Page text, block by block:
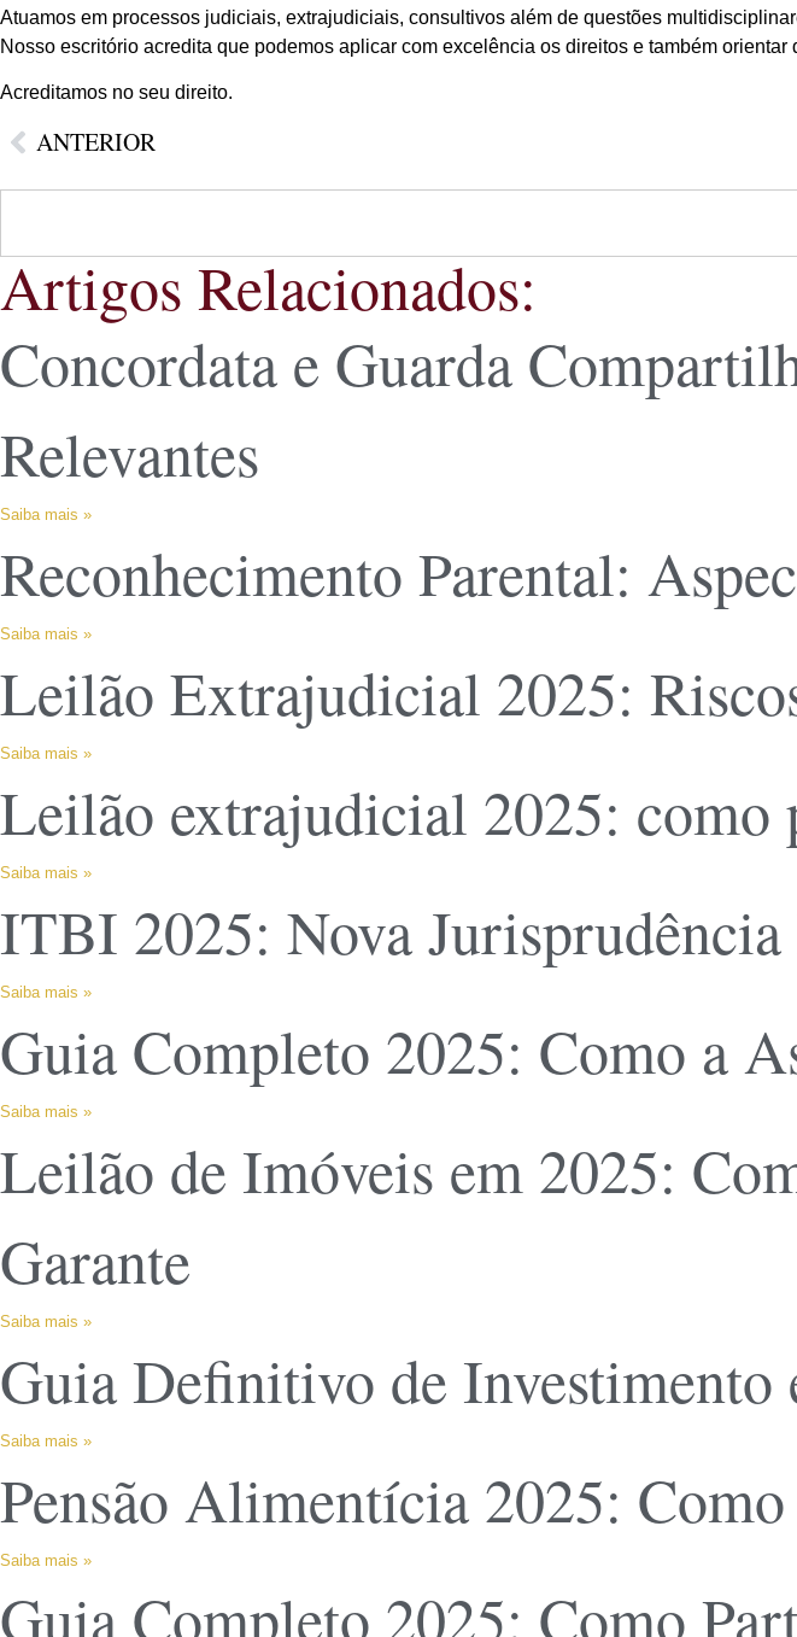
Atuamos em processos judiciais, extrajudiciais, consultivos além de questões
Nosso escritório acredita que podemos aplicar com excelência os direitos e também
Acreditamos no seu direito.
ANTERIOR
Artigos Relacionados:
Concordata e Guarda
Relevantes
Saiba mais »
Reconhecimento Parental:
Saiba mais »
Leilão Extrajudicial 2025:
Saiba mais »
Leilão extrajudicial 2025: como
Saiba mais »
ITBI 2025: Nova
Saiba mais »
Guia Completo 2025: Como a
Saiba mais »
Leilão de Imóveis em 2025:
Garante
Saiba mais »
Guia Definitivo de
Saiba mais »
Pensão Alimentícia 2025:
Saiba mais »
Guia Completo 2025: Como